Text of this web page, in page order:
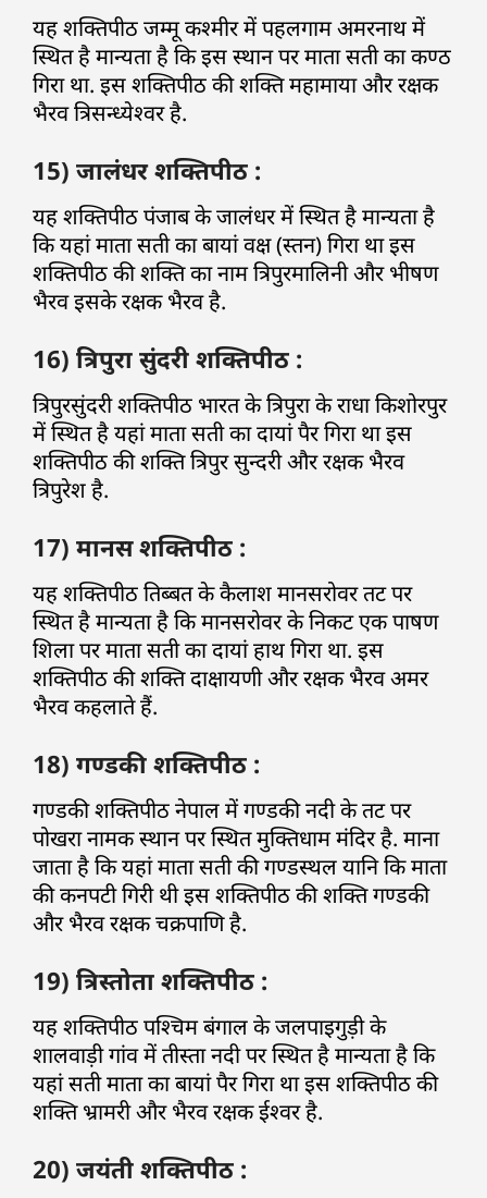
यह शक्तिपीठ जम्मू कश्मीर में पहलगाम अमरनाथ में
स्थित है मान्यता है कि इस स्थान पर माता सती का कण्ठ
गिरा था. इस शक्तिपीठ की शक्ति महामाया और रक्षक
भैरव त्रिसन्ध्येश्वर है.
15) जालंधर शक्तिपीठ :
यह शक्तिपीठ पंजाब के जालंधर में स्थित है मान्यता है
कि यहां माता सती का बायां वक्ष (स्तन) गिरा था इस
शक्तिपीठ की शक्ति का नाम त्रिपुरमालिनी और भीषण
भैरव इसके रक्षक भैरव है.
16) त्रिपुरा सुंदरी शक्तिपीठ :
त्रिपुरसुंदरी शक्तिपीठ भारत के त्रिपुरा के राधा किशोरपुर
में स्थित है यहां माता सती का दायां पैर गिरा था इस
शक्तिपीठ की शक्ति त्रिपुर सुन्दरी और रक्षक भैरव
त्रिपुरेश है.
17) मानस शक्तिपीठ :
यह शक्तिपीठ तिब्बत के कैलाश मानसरोवर तट पर
स्थित है मान्यता है कि मानसरोवर के निकट एक पाषण
शिला पर माता सती का दायां हाथ गिरा था. इस
शक्तिपीठ की शक्ति दाक्षायणी और रक्षक भैरव अमर
भैरव कहलाते हैं.
18) गण्डकी शक्तिपीठ :
गण्डकी शक्तिपीठ नेपाल में गण्डकी नदी के तट पर
पोखरा नामक स्थान पर स्थित मुक्तिधाम मंदिर है. माना
जाता है कि यहां माता सती की गण्डस्थल यानि कि माता
की कनपटी गिरी थी इस शक्तिपीठ की शक्ति गण्डकी
और भैरव रक्षक चक्रपाणि है.
19) त्रिस्तोता शक्तिपीठ :
यह शक्तिपीठ पश्चिम बंगाल के जलपाइगुड़ी के
शालवाड़ी गांव में तीस्ता नदी पर स्थित है मान्यता है कि
यहां सती माता का बायां पैर गिरा था इस शक्तिपीठ की
शक्ति भ्रामरी और भैरव रक्षक ईश्वर है.
20) जयंती शक्तिपीठ :